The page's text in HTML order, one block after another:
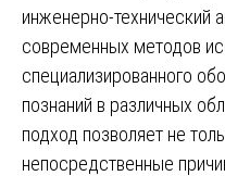
инженерно-технический
современных методов
специализированного
познаний в различных
подход позволяет не
непосредственные